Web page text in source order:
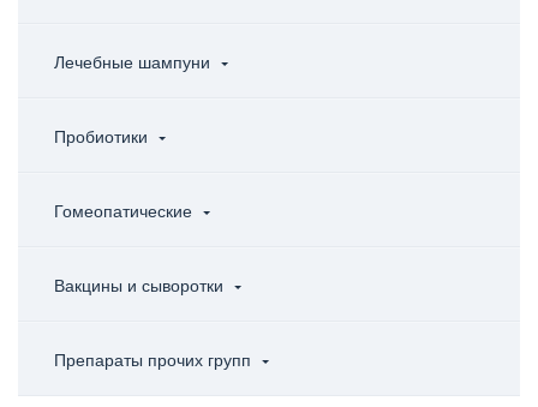
Лечебные шампуни
Пробиотики
Гомеопатические
Вакцины и сыворотки
Препараты прочих групп